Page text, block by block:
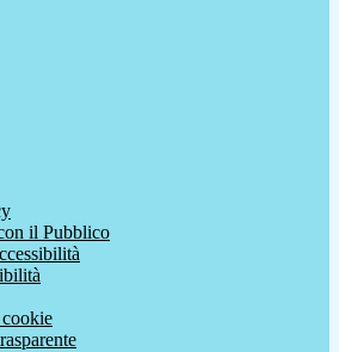
il Pubblico
cookie